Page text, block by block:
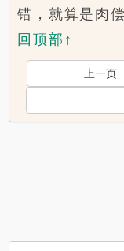
错，就算是肉
回顶部↑
上一页